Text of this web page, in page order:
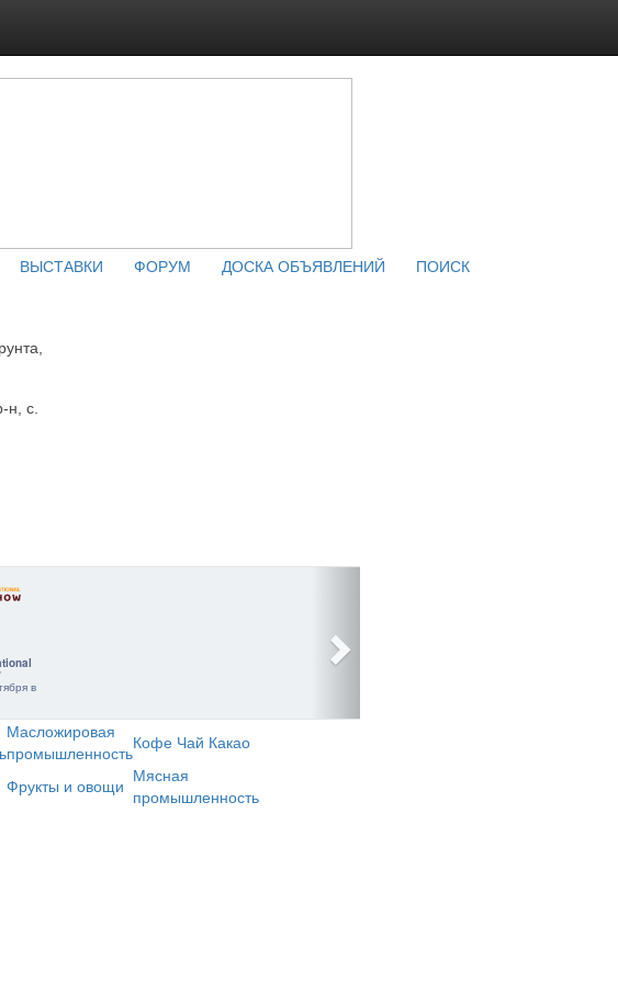
ВЫСТАВКИ ФОРУМ ДОСКА ОБЪЯВЛЕНИЙ
ПОИСК
н, с.
в
Масложировая
промышленностьКофе Чай Какао
Фрукты и овощи Мясная
промышленность